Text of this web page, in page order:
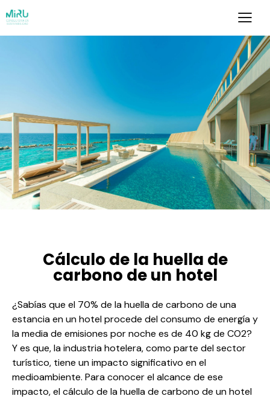
Cálculo de la huella de
carbono de un hotel
¿Sabías que el 70% de lahuella de carbono de una
estancia en un hotel procede del consumo de energía y
la media de emisiones por noche es de 40 kg de CO2?
Y es que, la industria hotelera, como parte del sector
turístico, tiene un impacto significativo en el
medioambiente. Para conocer el alcance de ese
impacto, el cálculo de la huella de carbono de un hotel